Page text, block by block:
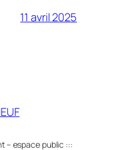
11 avril 2025
– espace public :::